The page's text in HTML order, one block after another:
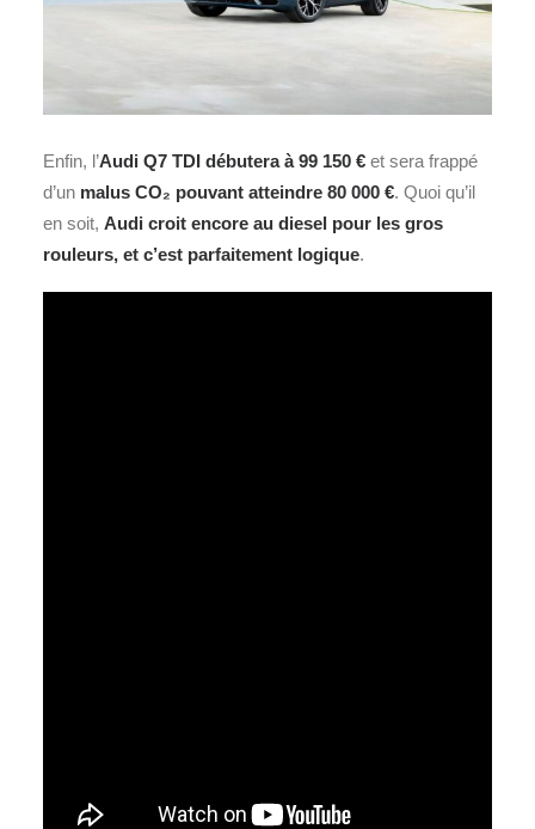
Enfin, l’Audi Q7 TDI débutera à 99 150 € et sera frappé
d’un malus CO₂ pouvant atteindre 80 000 €. Quoi qu’il
en soit, Audi croit encore au diesel pour les gros
rouleurs, et c’est parfaitement logique.